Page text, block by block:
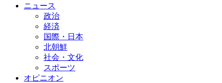
ニュース
政治
経済
国際・日本
北朝鮮
社会・文化
スポーツ
オピニオン